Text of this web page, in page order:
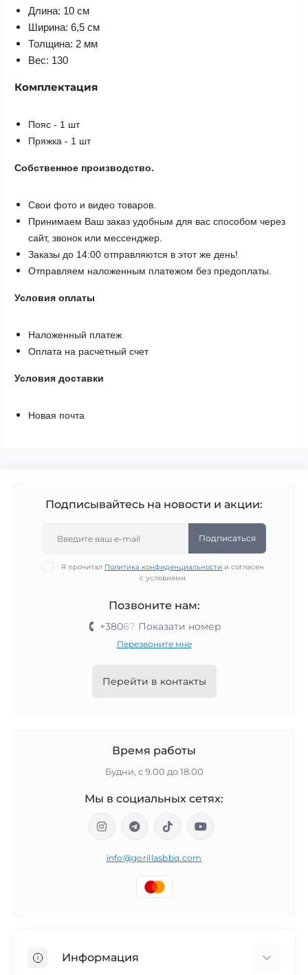
Длина: 10 см
Ширина: 6,5 см
Толщина: 2 мм
Вес: 130
Комплектация
Пояс - 1 шт
Пряжка - 1 шт
Собственное производство.
Свои фото и видео товаров.
Принимаем Ваш заказ удобным для вас способом через
сайт, звонок или мессенджер.
Заказы до 14:00 отправляются в этот же день!
Отправляем наложенным платежом без предоплаты.
Условия оплаты
Наложенный платеж
Оплата на расчетный счет
Условия доставки
Новая почта
Подписывайтесь на новости и акции:
Подписаться
Я прочитал Политика конфиденциальности и согласен
с условиями
Позвоните нам:
+38067 Показати номер
Перезвоните мне
Перейти в контакты
Время работы
Будни, с 9.00 до 18.00
Мы в социальных сетях:
info@gorillasbbq.com
Информация